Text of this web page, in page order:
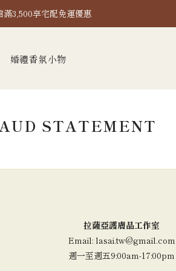
滿2,000即享超取免運！
滿3,500享宅配免運優惠
婚禮香氛小物
STATEMENT
拉薩亞護膚品工作室
Email: lasai.tw@gmail.com
週一至週五9:00am-17:00pm